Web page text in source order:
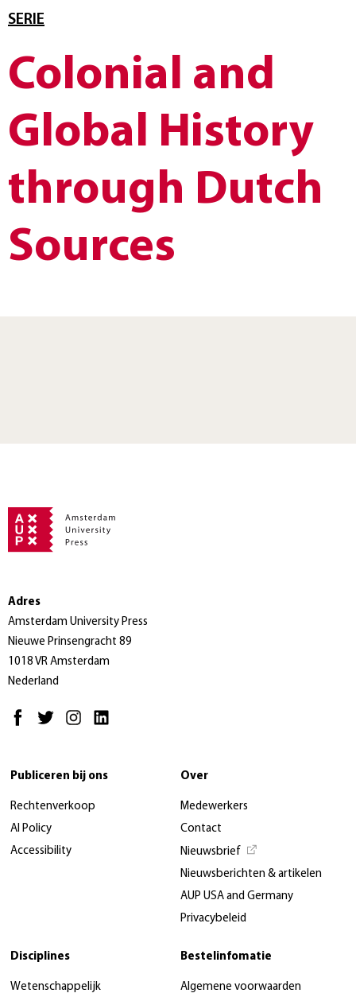
SERIE
Colonial and
Global History
through Dutch
Sources
Adres
Amsterdam University Press
Nieuwe Prinsengracht 89
1018 VR Amsterdam
Nederland
Publiceren bij ons
Rechtenverkoop
AI Policy
Accessibility
Over
Medewerkers
Contact
Nieuwsbrief
Nieuwsberichten & artikelen
AUP USA and Germany
Privacybeleid
Disciplines
Wetenschappelijk
Bestelinfomatie
Algemene voorwaarden